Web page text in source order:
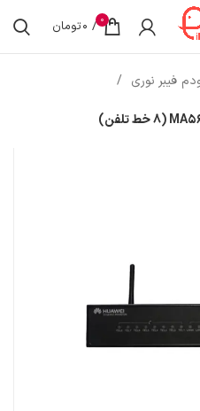
0
/
0تومان
فیبر نوری